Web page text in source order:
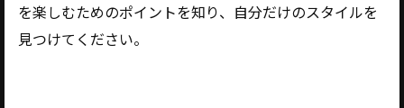
を楽しむためのポイントを知り、自分だけのスタイルを
見つけてください。